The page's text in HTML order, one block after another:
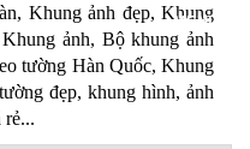
Khung ảnh đẹp, Khung
ảnh, Bộ khung ảnh
tường Hàn Quốc, Khung
đẹp, khung hình, ảnh
rẻ...